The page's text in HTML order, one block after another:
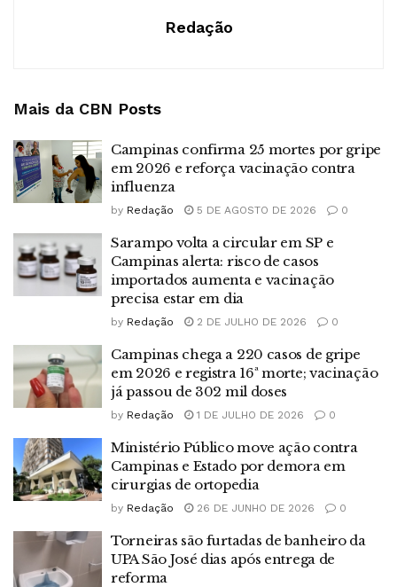
Redação
Mais da CBN Posts
Campinas confirma 25 mortes por gripe
em 2026 e reforça vacinação contra
influenza
by Redação 5 DE AGOSTO DE 2026 0
Sarampo volta a circular em SP e
Campinas alerta: risco de casos
importados aumenta e vacinação
precisa estar em dia
by Redação 2 DE JULHO DE 2026 0
Campinas chega a 220 casos de gripe
em 2026 e registra 16ª morte; vacinação
já passou de 302 mil doses
by Redação 1 DE JULHO DE 2026 0
Ministério Público move ação contra
Campinas e Estado por demora em
cirurgias de ortopedia
by Redação 26 DE JUNHO DE 2026 0
Torneiras são furtadas de banheiro da
UPA São José dias após entrega de
reforma